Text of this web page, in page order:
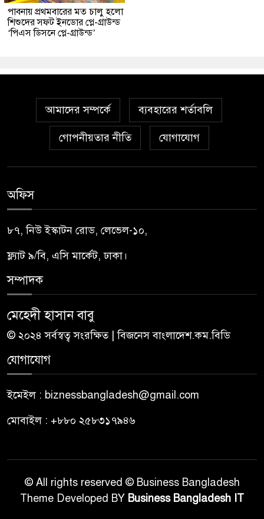
পাবনায় প্রথমবারের মত চালু হলো
শিশুদের সফট ইনডোর প্লে-গ্রাউন্ড
‘পিএস ডিসনে প্লে-গ্রাউন্ড’
আমাদের সম্পর্কে ব্যবহারের শর্তাবলি
গোপনীয়তার নীতি যোগাযোগ
অফিস
৮৭, নিউ ইস্কাটন রোড, লেভেল-১০,
ফ্ল্যাট ৯/বি, এসি মার্কেট, ঢাকা।
সম্পাদক
মেহেদী হাসান বাবু
© ২০২৪ সর্বস্বত্ব সংরক্ষিত | বিজনেস বাংলাদেশ.কম.বিডি
যোগাযোগ
ইমেইল : biznessbangladesh@gmail.com
মোবাইল : +৮৮০ ২৫৮৩১৭৯৪৬
© All rights reserved © Business Bangladesh
Theme Developed BY Business Bangladesh IT